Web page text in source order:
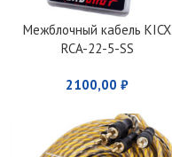
Межблочный кабель KICX
RCA-22-5-SS
2100,00 ₽